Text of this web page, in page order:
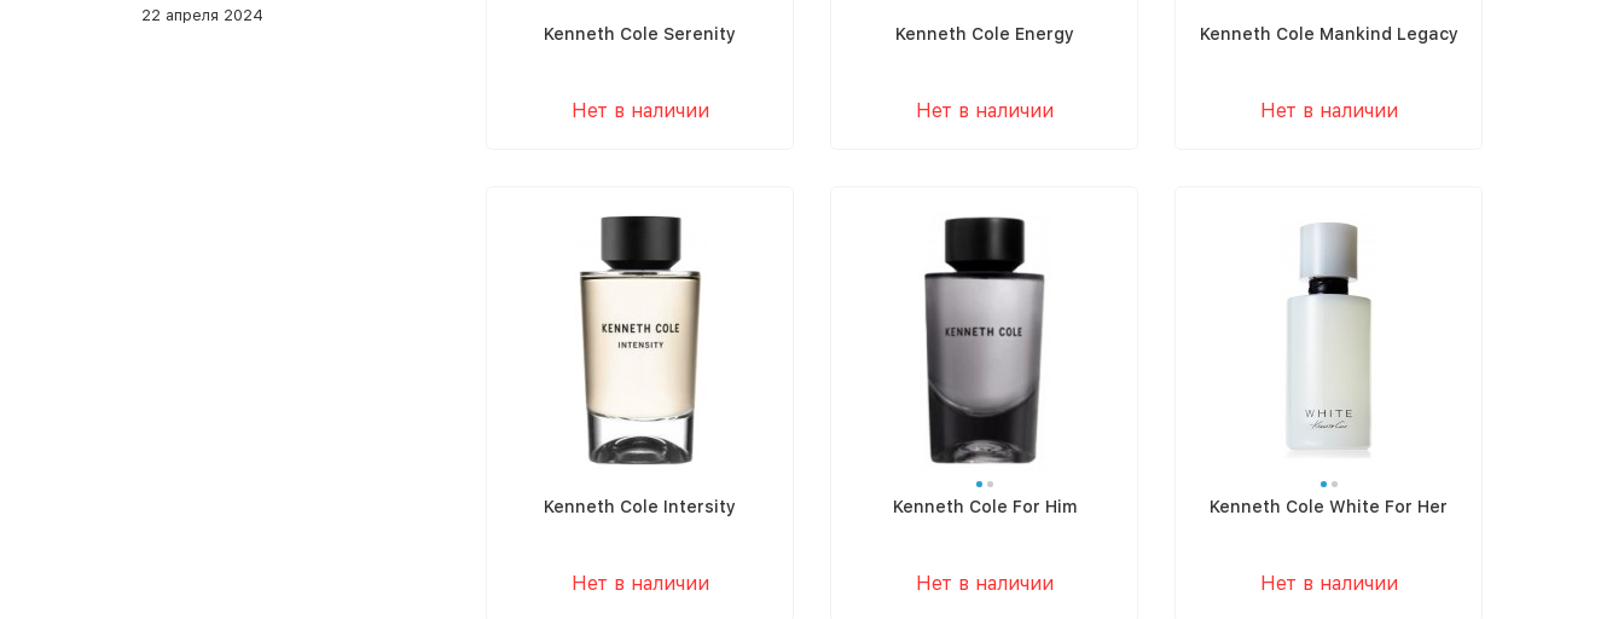
Kenneth Cole Serenity
Нет в наличии
Kenneth Cole Energy
Нет в наличии
Kenneth Cole Mankind Legacy
Нет в наличии
Kenneth Cole Intersity
Нет в наличии
Kenneth Cole For Him
Нет в наличии
Kenneth Cole White For Her
Нет в наличии
Сначала обещали связться, но
22 апреля 2024